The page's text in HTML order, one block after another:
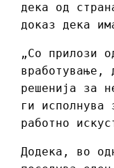
дека од
доказ дека
„Со прилози
вработување,
решенија за
ги исполнува
работно
Додека, во